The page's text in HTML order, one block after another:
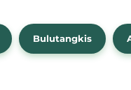
Bulutangkis